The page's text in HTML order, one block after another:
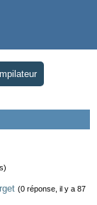
(0 réponse, il y a 87